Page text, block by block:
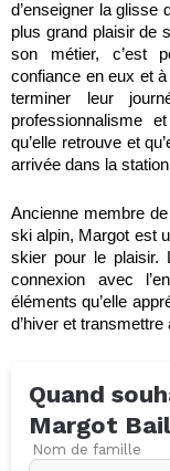
d’enseigner la glisse
plus grand plaisir de
son métier, c’est
confiance en eux et
terminer leur
professionnalisme
qu’elle retrouve et
arrivée dans la
Ancienne membre
ski alpin, Margot est
skier pour le plaisir.
connexion avec
éléments qu’elle
d’hiver et
Quand
Margot
Nom de famille